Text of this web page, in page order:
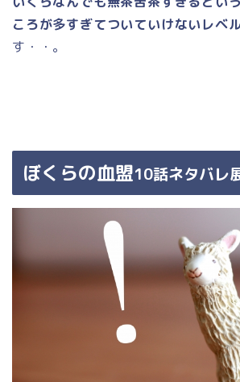
ころが多すぎてついていけないレベ
す・・。
ぼくらの血盟10話ネタバレ